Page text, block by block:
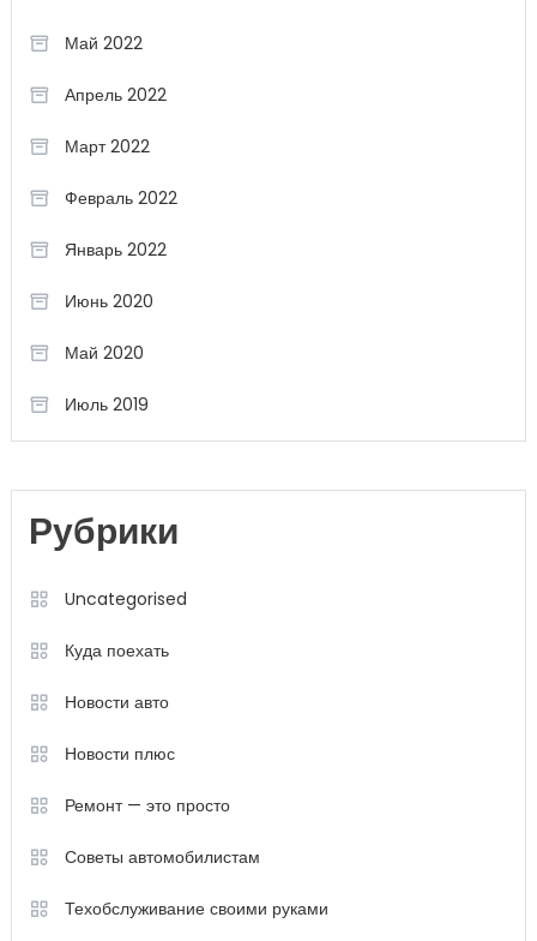
Май 2022
Апрель 2022
Март 2022
Февраль 2022
Январь 2022
Июнь 2020
Май 2020
Июль 2019
Рубрики
Uncategorised
Куда поехать
Новости авто
Новости плюс
Ремонт — это просто
Советы автомобилистам
Техобслуживание своими руками